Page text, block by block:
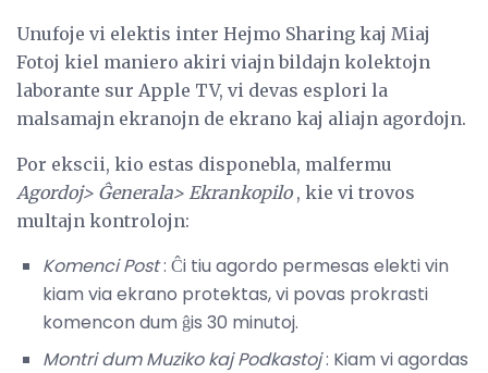
Unufoje vi elektis inter Hejmo Sharing kaj Miaj
Fotoj kiel maniero akiri viajn bildajn kolektojn
laborante sur Apple TV, vi devas esplori la
malsamajn ekranojn de ekrano kaj aliajn agordojn.
Por ekscii, kio estas disponebla, malfermu
Agordoj> Ĝenerala> Ekrankopilo, kie vi trovos
multajn kontrolojn:
Komenci Post: Ĉi tiu agordo permesas elekti vin
kiam via ekrano protektas, vi povas prokrasti
komencon dum ĝis 30 minutoj.
Montri dum Muziko kaj Podkastoj: Kiam vi agordas